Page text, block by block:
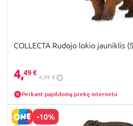
COLLECTA Rudojo lokio jauniklis
4,49 €
4,99 €
Perkant papildomą prekę internetu
-10%